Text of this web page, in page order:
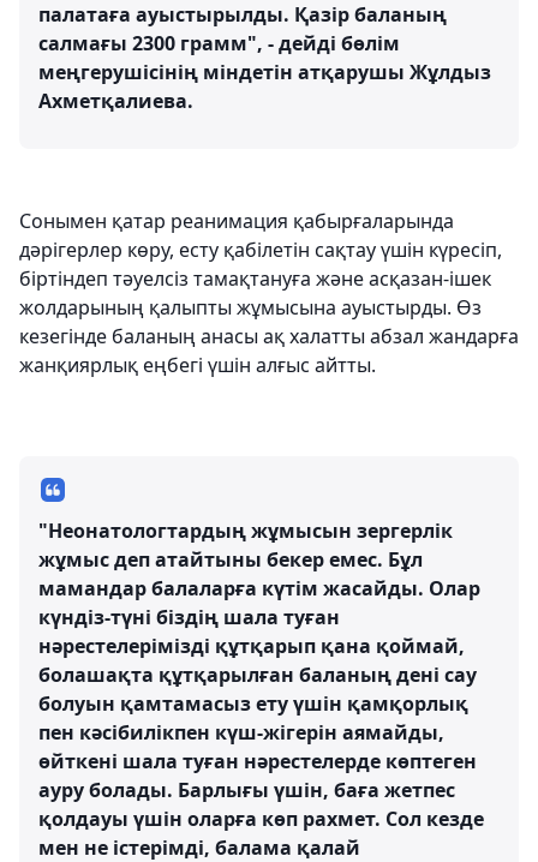
палатаға ауыстырылды. Қазір баланың
салмағы 2300 грамм", - дейді бөлім
меңгерушісінің міндетін атқарушы Жұлдыз
Ахметқалиева.
Сонымен қатар реанимация қабырғаларында
дәрігерлер көру, есту қабілетін сақтау үшін күресіп,
біртіндеп тәуелсіз тамақтануға және асқазан-ішек
жолдарының қалыпты жұмысына ауыстырды. Өз
кезегінде баланың анасы ақ халатты абзал жандарға
жанқиярлық еңбегі үшін алғыс айтты.
"Неонатологтардың жұмысын зергерлік
жұмыс деп атайтыны бекер емес. Бұл
мамандар балаларға күтім жасайды. Олар
күндіз-түні біздің шала туған
нәрестелерімізді құтқарып қана қоймай,
болашақта құтқарылған баланың дені сау
болуын қамтамасыз ету үшін қамқорлық
пен кәсібилікпен күш-жігерін аямайды,
өйткені шала туған нәрестелерде көптеген
ауру болады. Барлығы үшін, баға жетпес
қолдауы үшін оларға көп рахмет. Сол кезде
мен не істерімді, балама қалай